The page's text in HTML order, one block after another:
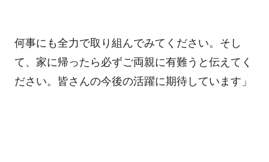
何事にも全力で取り組んでみてください。そし
て、家に帰ったら必ずご両親に有難うと伝えてく
ださい。皆さんの今後の活躍に期待しています」